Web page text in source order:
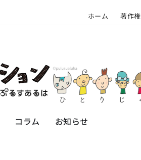
ホーム 著作権
コラム お知らせ